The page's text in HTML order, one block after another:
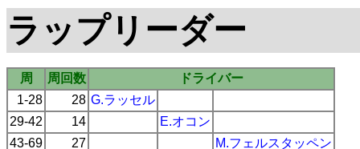
ラップリーダー
周 周回数
ドライバー
1-28
28 G.ラッセル
29-42
14
E.オコン
43-69
27 M.フェルスタッペン